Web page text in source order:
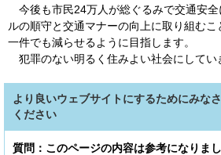
今後も市民24万人が総ぐるみで交通安全
ルの順守と交通マナーの向上に取り組む
一件でも減らせるように目指します。
犯罪のない明るく住みよい社会にしてい
より良いウェブサイトにするためにみな
ください
質問：このページの内容は参考になりま